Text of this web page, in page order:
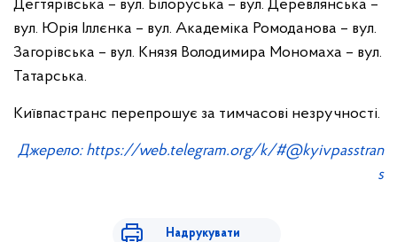
Дегтярівська – вул. Білоруська – вул. Деревлянська –
вул. Юрія Іллєнка – вул. Академіка Ромоданова – вул.
Загорівська – вул. Князя Володимира Мономаха – вул.
Татарська.
Київпастранс перепрошує за тимчасові незручності.
Джерело: https://web.telegram.org/k/#@kyivpasstran
s
Надрукувати